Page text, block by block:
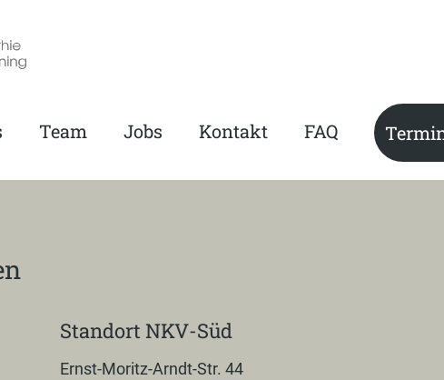
Team Jobs Kontakt FAQ
Standort NKV-Süd
Ernst-Moritz-Arndt-Str. 44